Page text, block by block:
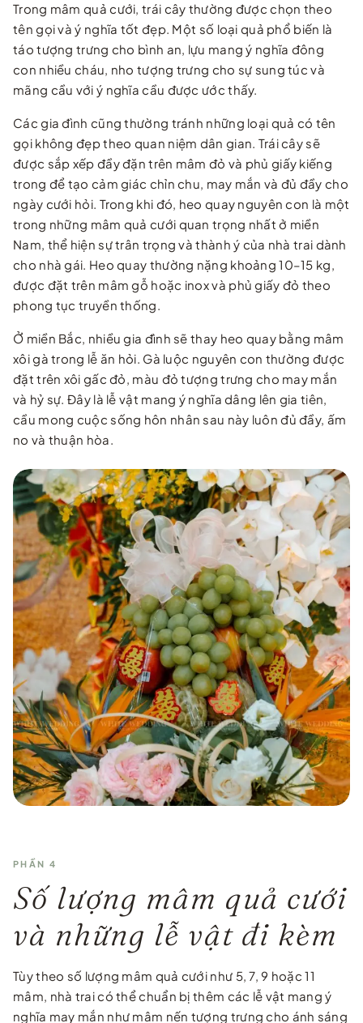
Trong mâm quả cưới, trái cây thường được chọn theo
tên gọi và ý nghĩa tốt đẹp. Một số loại quả phổ biến là
táo tượng trưng cho bình an, lựu mang ý nghĩa đông
con nhiều cháu, nho tượng trưng cho sự sung túc và
mãng cầu với ý nghĩa cầu được ước thấy.
Các gia đình cũng thường tránh những loại quả có tên
gọi không đẹp theo quan niệm dân gian. Trái cây sẽ
được sắp xếp đầy đặn trên mâm đỏ và phủ giấy kiếng
trong để tạo cảm giác chỉn chu, may mắn và đủ đầy cho
ngày cưới hỏi. Trong khi đó, heo quay nguyên con là một
trong những mâm quả cưới quan trọng nhất ở miền
Nam, thể hiện sự trân trọng và thành ý của nhà trai dành
cho nhà gái. Heo quay thường nặng khoảng 10–15 kg,
được đặt trên mâm gỗ hoặc inox và phủ giấy đỏ theo
phong tục truyền thống.
Ở miền Bắc, nhiều gia đình sẽ thay heo quay bằng mâm
xôi gà trong lễ ăn hỏi. Gà luộc nguyên con thường được
đặt trên xôi gấc đỏ, màu đỏ tượng trưng cho may mắn
và hỷ sự. Đây là lễ vật mang ý nghĩa dâng lên gia tiên,
cầu mong cuộc sống hôn nhân sau này luôn đủ đầy, ấm
no và thuận hòa.
PHẦN 4
Số lượng mâm quả cưới
và những lễ vật đi kèm
Tùy theo số lượng mâm quả cưới như 5, 7, 9 hoặc 11
mâm, nhà trai có thể chuẩn bị thêm các lễ vật mang ý
nghĩa may mắn như mâm nến tượng trưng cho ánh sáng